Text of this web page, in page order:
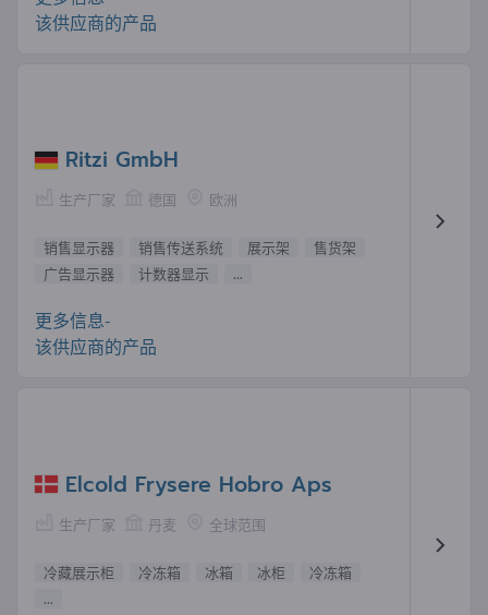
该供应商的产品
Ritzi GmbH
生产厂家 德国 欧洲
销售显示器 销售传送系统 展示架
售货架
广告显示器
计数器显示 ...
更多信息-
该供应商的产品
Elcold Frysere Hobro Aps
生产厂家 丹麦 全球范围
冷藏展示柜 冷冻箱 冰箱 冰柜
冷冻箱
...